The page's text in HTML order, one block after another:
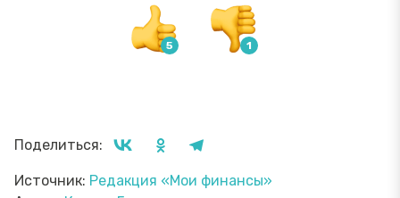
Поделиться:
Источник: Редакция «Мои финансы»